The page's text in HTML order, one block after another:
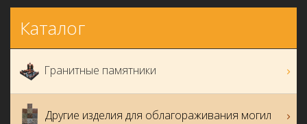
Каталог
Гранитные памятники
Другие изделия для облагораживания могил